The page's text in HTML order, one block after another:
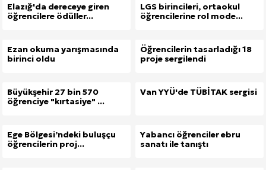
Elazığ'da dereceye giren
öğrencilere ödüller...
LGS birincileri, ortaokul
öğrencilerine rol mode...
Ezan okuma yarışmasında
birinci oldu
Öğrencilerin tasarladığı 18
proje sergilendi
Büyükşehir 27 bin 570
öğrenciye "kırtasiye" ...
Van YYÜ'de TÜBİTAK sergisi
Ege Bölgesi’ndeki buluşçu
öğrencilerin proj...
Yabancı öğrenciler ebru
sanatı ile tanıştı